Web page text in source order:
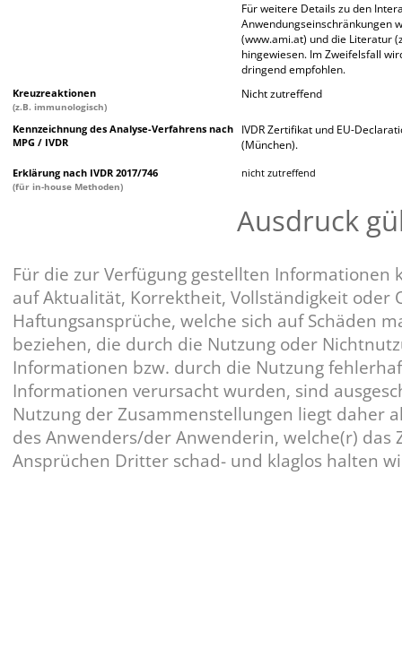
Für weitere Details zu den
Anwendungseinschränkungen
(www.ami.at) und die Literatur
hingewiesen. Im Zweifelsfall
dringend empfohlen.
Kreuzreaktionen
(z.B. immunologisch)
Nicht zutreffend
Kennzeichnung des Analyse-Verfahrens nach
MPG / IVDR
IVDR Zertifikat und EU-
(München).
Erklärung nach IVDR 2017/746
(für in-house Methoden)
nicht zutreffend
Ausdruck
Für die zur Verfügung gestellten
auf Aktualität, Korrektheit, Vollständigkeit
Haftungsansprüche, welche sich auf Schäden
beziehen, die durch die Nutzung oder
Informationen bzw. durch die Nutzung
Informationen verursacht wurden, sind
Nutzung der Zusammenstellungen liegt daher
des Anwenders/der Anwenderin, welche(r) das
Ansprüchen Dritter schad- und klaglos halten